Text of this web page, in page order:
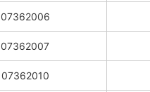
07362006
07362007
07362010